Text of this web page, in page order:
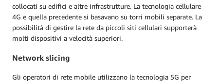
collocati su edifici e altre infrastrutture. La tecnologia cellulare
4G e quella precedente si basavano su torri mobili separate. La
possibilità di gestire la rete da piccoli siti cellulari supporterà
molti dispositivi a velocità superiori.
Network slicing
Gli operatori di rete mobile utilizzano la tecnologia 5G per